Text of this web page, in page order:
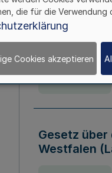
Verordnung
Nordrhein-
Gesetz über
Westfalen
die für die
Cookies akzeptieren